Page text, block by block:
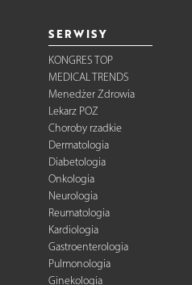
SERWISY
KONGRES TOP
MEDICAL TRENDS
Menedżer Zdrowia
Lekarz POZ
Choroby rzadkie
Dermatologia
Diabetologia
Onkologia
Neurologia
Reumatologia
Kardiologia
Gastroenterologia
Pulmonologia
Ginekologia